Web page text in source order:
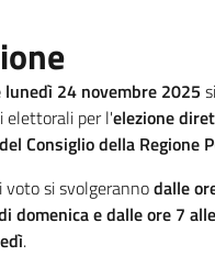
lunedì 24 novembre 2025
elettorali per l'elezione
Consiglio della Regione
voto si svolgerannodalle
domenica e dalle ore 7
.